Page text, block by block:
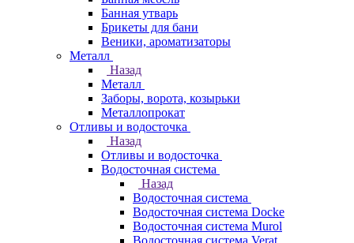
Банная утварь
Брикеты для бани
Веники, ароматизаторы
Металл
Назад
Металл
Заборы, ворота, козырьки
Металлопрокат
Отливы и водосточка
Назад
Отливы и водосточка
Водосточная система
Назад
Водосточная система
Водосточная система Docke
Водосточная система Murol
Водосточная система Verat